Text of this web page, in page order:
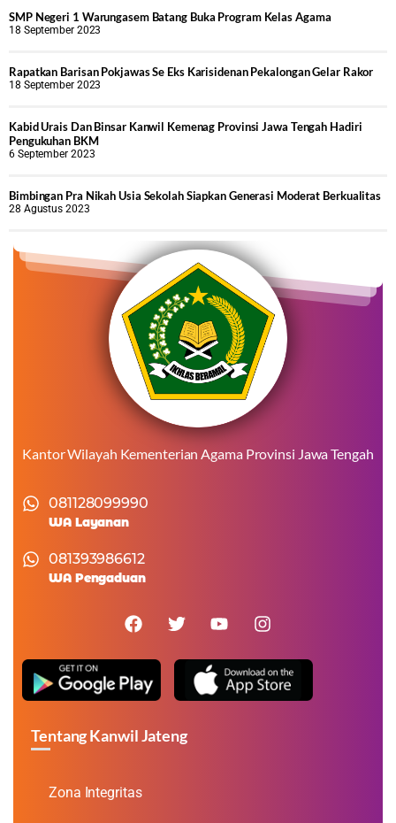
SMP Negeri 1 Warungasem Batang Buka Program Kelas Agama
18 September 2023
Rapatkan Barisan Pokjawas Se Eks Karisidenan Pekalongan Gelar Rakor
18 September 2023
Kabid Urais Dan Binsar Kanwil Kemenag Provinsi Jawa Tengah Hadiri
Pengukuhan BKM
6 September 2023
Bimbingan Pra Nikah Usia Sekolah Siapkan Generasi Moderat Berkualitas
28 Agustus 2023
Kantor Wilayah Kementerian Agama Provinsi Jawa Tengah
081128099990
WA Layanan
081393986612
WA Pengaduan
Tentang Kanwil Jateng
Zona Integritas